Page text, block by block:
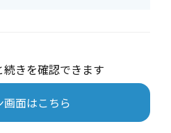
続きを確認できます
画面はこちら